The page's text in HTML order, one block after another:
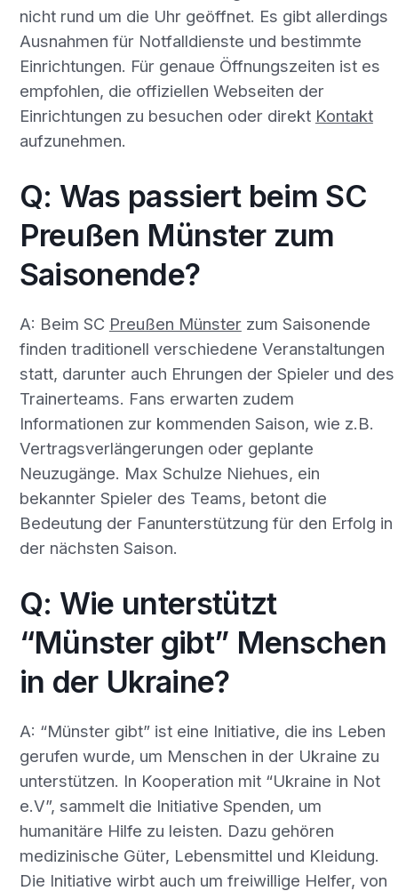
nicht rund um die Uhr geöffnet. Es gibt allerdings
Ausnahmen für Notfalldienste und bestimmte
Einrichtungen. Für genaue Öffnungszeiten ist es
empfohlen, die offiziellen Webseiten der
Einrichtungen zu besuchen oder direkt Kontakt
aufzunehmen.
Q: Was passiert beim SC
Preußen Münster zum
Saisonende?
A: Beim SC Preußen Münsterzum Saisonende
finden traditionell verschiedene Veranstaltungen
statt, darunter auch Ehrungen der Spieler und des
Trainerteams. Fans erwarten zudem
Informationen zur kommenden Saison, wie z.B.
Vertragsverlängerungen oder geplante
Neuzugänge. Max Schulze Niehues, ein
bekannter Spieler des Teams, betont die
Bedeutung der Fanunterstützung für den Erfolg in
der nächsten Saison.
Q: Wie unterstützt
“Münster gibt” Menschen
in der Ukraine?
A: “Münster gibt” ist eine Initiative, die ins Leben
gerufen wurde, um Menschen in der Ukraine zu
unterstützen. In Kooperation mit “Ukraine in Not
e.V”, sammelt die Initiative Spenden, um
humanitäre Hilfe zu leisten. Dazu gehören
medizinische Güter, Lebensmittel und Kleidung.
Die Initiative wirbt auch um freiwillige Helfer, von